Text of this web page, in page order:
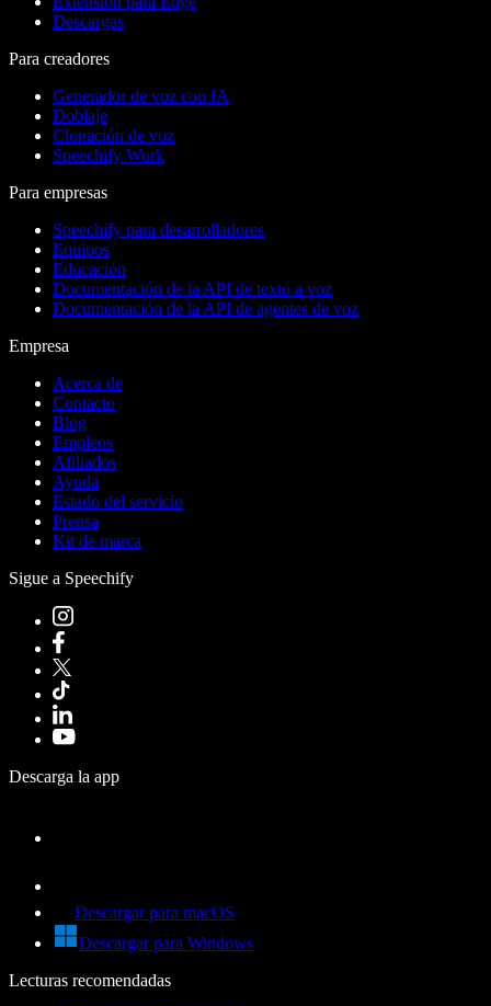
Descargas
Para creadores
Generador de voz con IA
Doblaje
Clonación de voz
Speechify Work
Para empresas
Speechify para desarrolladores
Equipos
Educación
Documentación de la API de texto a voz
Documentación de la API de agentes de voz
Empresa
Acerca de
Contacto
Blog
Empleos
Afiliados
Ayuda
Estado del servicio
Prensa
Kit de marca
Sigue a Speechify
Descarga la app
Descargar para macOS
Descargar para Windows
Lecturas recomendadas